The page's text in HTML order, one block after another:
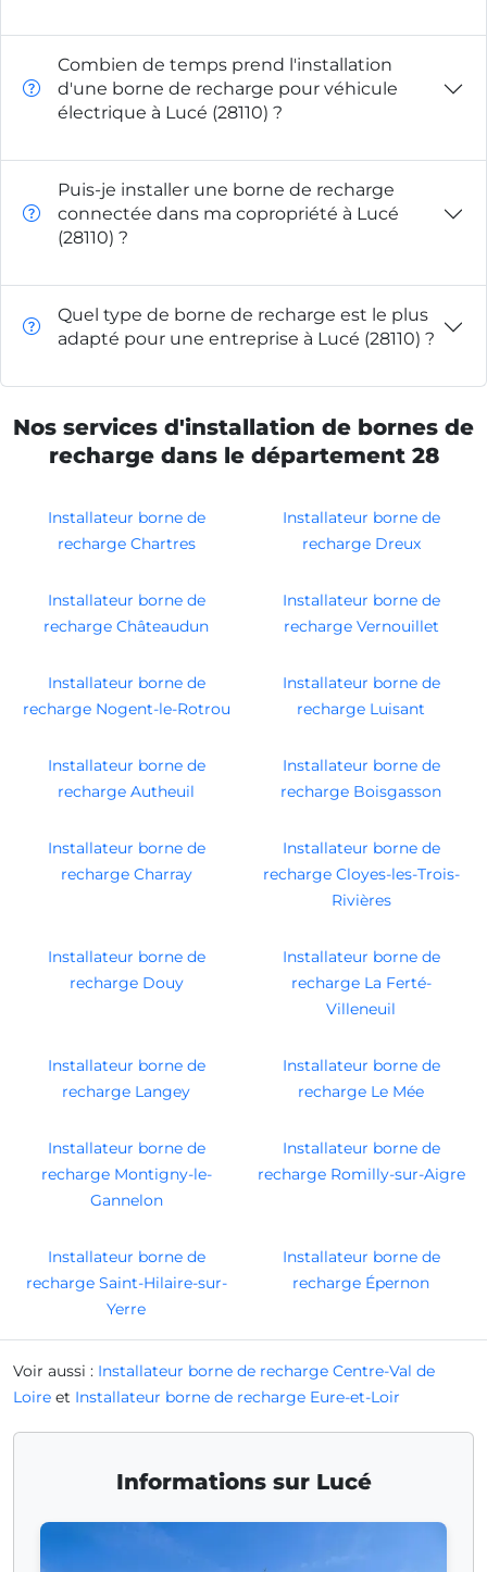
Combien de temps prend l'installation
d'une borne de recharge pour véhicule
électrique à Lucé (28110) ?
Puis-je installer une borne de recharge
connectée dans ma copropriété à Lucé
(28110) ?
Quel type de borne de recharge est le plus
adapté pour une entreprise à Lucé (28110) ?
Nos services d'installation de bornes de
recharge dans le département 28
Installateur borne de
recharge Chartres
Installateur borne de
recharge Dreux
Installateur borne de
recharge Châteaudun
Installateur borne de
recharge Vernouillet
Installateur borne de
recharge Nogent-le-Rotrou
Installateur borne de
recharge Luisant
Installateur borne de
recharge Autheuil
Installateur borne de
recharge Boisgasson
Installateur borne de
recharge Charray
Installateur borne de
recharge Cloyes-les-Trois-
Rivières
Installateur borne de
recharge Douy
Installateur borne de
recharge La Ferté-
Villeneuil
Installateur borne de
recharge Langey
Installateur borne de
recharge Le Mée
Installateur borne de
recharge Montigny-le-
Gannelon
Installateur borne de
recharge Romilly-sur-Aigre
Installateur borne de
recharge Saint-Hilaire-sur-
Yerre
Installateur borne de
recharge Épernon
Voir aussi : Installateur borne de recharge Centre-Val de
Loire et Installateur borne de recharge Eure-et-Loir
Informations sur Lucé